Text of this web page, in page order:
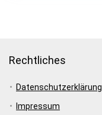
Rechtliches
Datenschutzerklärung
Impressum